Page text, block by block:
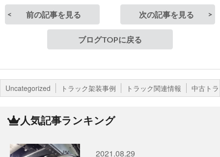
前の記事を見る 次の記事を見る
ブログTOPに戻る
Uncategorized トラック架装事例 トラック関連情報 中古ト
人気記事ランキング
2021.08.29